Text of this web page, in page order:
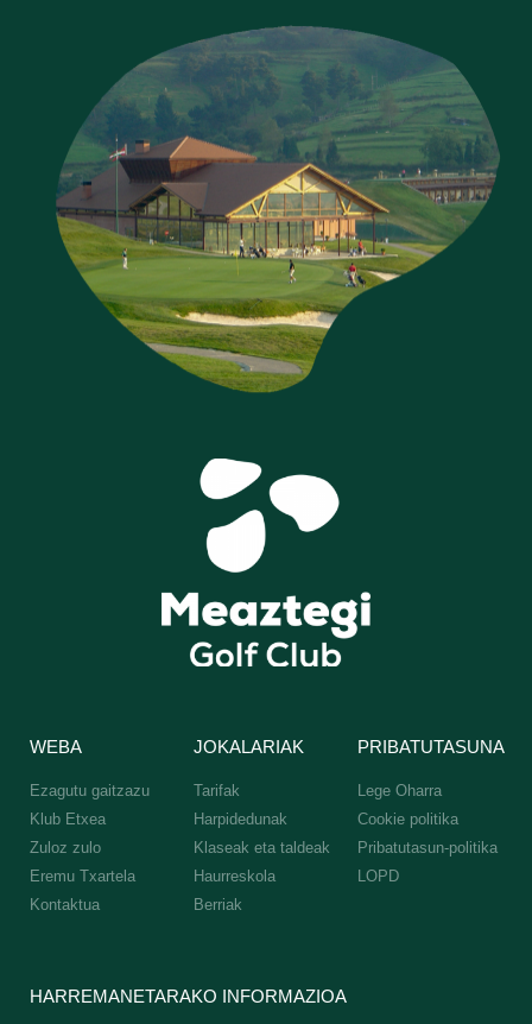
WEBA
Ezagutu gaitzazu
Klub Etxea
Zuloz zulo
Eremu Txartela
Kontaktua
JOKALARIAK
Tarifak
Harpidedunak
Klaseak eta taldeak
Haurreskola
Berriak
PRIBATUTASUNA
Lege Oharra
Cookie politika
Pribatutasun-politika
LOPD
HARREMANETARAKO INFORMAZIOA